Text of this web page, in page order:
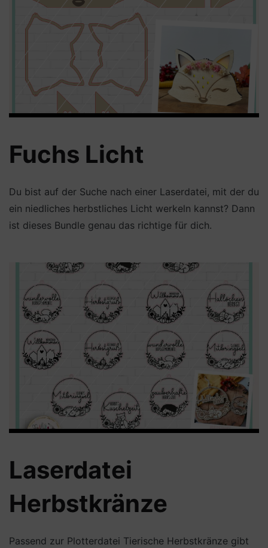
Fuchs Licht
Du bist auf der Suche nach einer Laserdatei, mit der du
ein niedliches herbstliches Licht werkeln kannst? Dann
ist dieses Bundle genau das richtige für dich.
Laserdatei
Herbstkränze
Passend zur Plotterdatei Tierische Herbstkränze gibt